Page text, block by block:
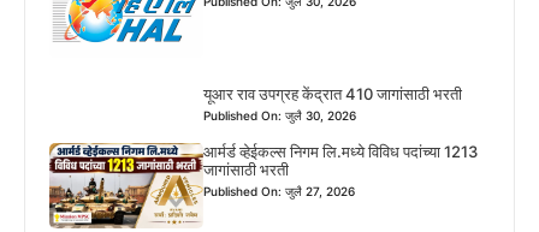
यूआर राव उपग्रह केंद्रात 410 जागांसाठी भरती
Published On: जुलै 30, 2026
आर्मर्ड व्हेईकल्स निगम लि.मध्ये विविध पदांच्या 1213
जागांसाठी भरती
Published On: जुलै 27, 2026